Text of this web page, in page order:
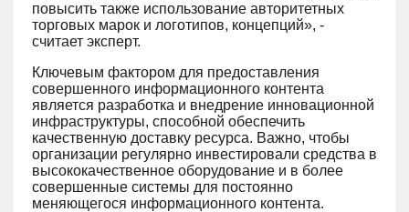
повысить также использование авторитетных
торговых марок и логотипов, концепций», -
считает эксперт.
Ключевым фактором для предоставления
совершенного информационного контента
является разработка и внедрение инновационной
инфраструктуры, способной обеспечить
качественную доставку ресурса. Важно, чтобы
организации регулярно инвестировали средства в
высококачественное оборудование и в более
совершенные системы для постоянно
меняющегося информационного контента.